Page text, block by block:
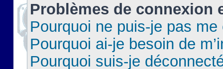
Problèmes de connexion
Pourquoi ne puis-je pas
Pourquoi ai-je besoin de
Pourquoi suis-je